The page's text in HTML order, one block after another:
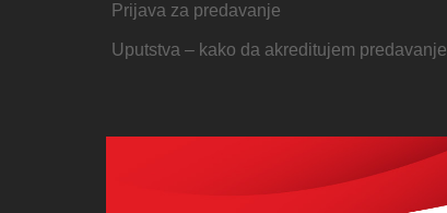
Prijava za predavanje
Uputstva – kako da akreditujem predavanje